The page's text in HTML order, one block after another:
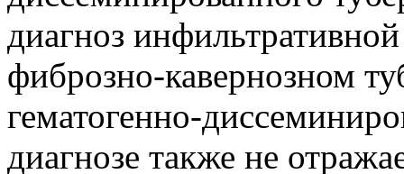
диагноз
фиброзно-кавернозном
гематогенно-
диагнозе также не